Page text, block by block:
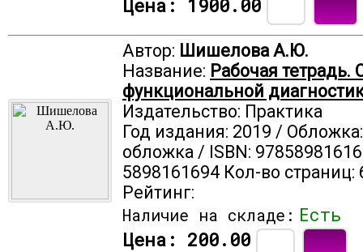
Цена: 1900.00
Автор: Шишелова А.Ю.
Название: Рабочая тетрадь.
функциональной
Издательство: Практика
Год издания: 2019 /
обложка / ISBN:
5898161694 Кол-во страниц:
Рейтинг:
Наличие на складе: Есть
Цена: 200.00